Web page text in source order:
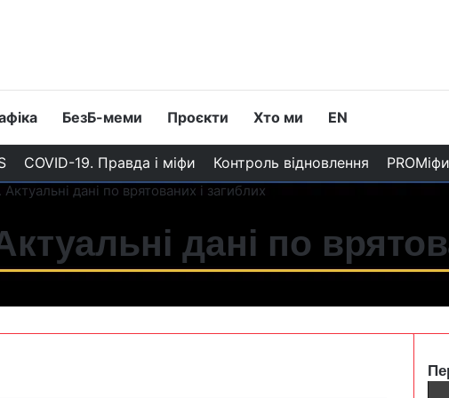
БезБ-меми Проєкти Хто ми EN
COVID-19. Правда і міфи Контроль відновлення PROМіфи
дані по врятованих і загиблих
дані по